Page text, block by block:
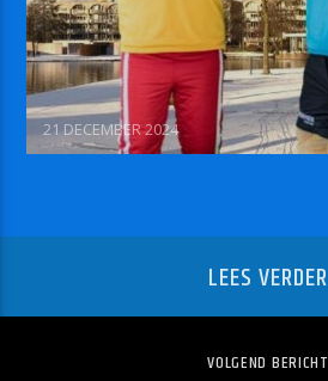
21 DECEMBER 2024
LEES VERDER
VOLGEND BERICHT